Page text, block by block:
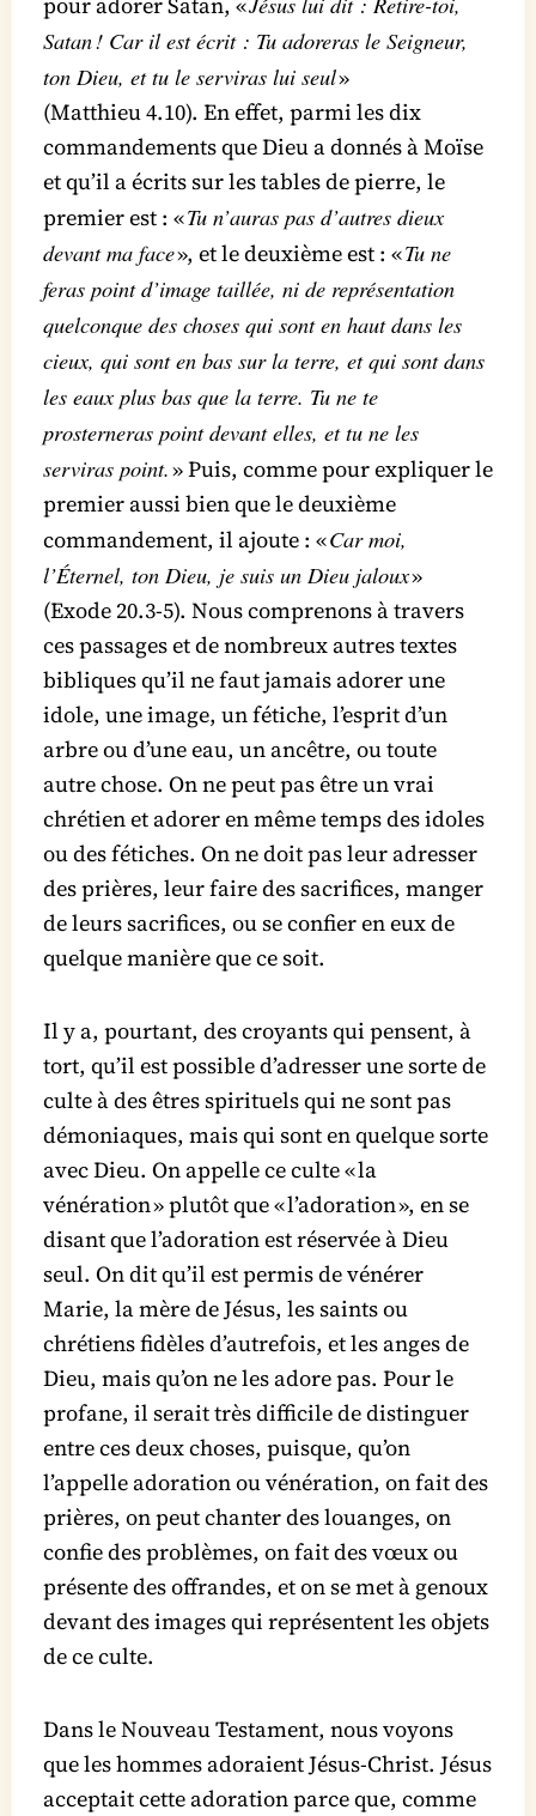
Satan ! Car il est écrit : Tu adoreras le Seigneur,
ton Dieu, et tu le serviras lui seul»
(Matthieu 4.10). En effet, parmi les dix
commandements que Dieu a donnés à Moïse
et qu’il a écrits sur les tables de pierre, le
premier est : «Tu n’auras pas d’autres dieux
devant ma face», et le deuxième est : «Tu ne
feras point d’image taillée, ni de représentation
quelconque des choses qui sont en haut dans les
cieux, qui sont en bas sur la terre, et qui sont dans
les eaux plus bas que la terre. Tu ne te
prosterneras point devant elles, et tu ne les
serviras point.» Puis, comme pour expliquer le
premier aussi bien que le deuxième
commandement, il ajoute : «Car moi,
l’Éternel, ton Dieu, je suis un Dieu jaloux»
(Exode 20.3-5). Nous comprenons à travers
ces passages et de nombreux autres textes
bibliques qu’il ne faut jamais adorer une
idole, une image, un fétiche, l’esprit d’un
arbre ou d’une eau, un ancêtre, ou toute
autre chose. On ne peut pas être un vrai
chrétien et adorer en même temps des idoles
ou des fétiches. On ne doit pas leur adresser
des prières, leur faire des sacrifices, manger
de leurs sacrifices, ou se confier en eux de
quelque manière que ce soit.
Il y a, pourtant, des croyants qui pensent, à
tort, qu’il est possible d’adresser une sorte de
culte à des êtres spirituels qui ne sont pas
démoniaques, mais qui sont en quelque sorte
avec Dieu. On appelle ce culte « la
vénération » plutôt que « l’adoration », en se
disant que l’adoration est réservée à Dieu
seul. On dit qu’il est permis de vénérer
Marie, la mère de Jésus, les saints ou
chrétiens fidèles d’autrefois, et les anges de
Dieu, mais qu’on ne les adore pas. Pour le
profane, il serait très difficile de distinguer
entre ces deux choses, puisque, qu’on
l’appelle adoration ou vénération, on fait des
prières, on peut chanter des louanges, on
confie des problèmes, on fait des vœux ou
présente des offrandes, et on se met à genoux
devant des images qui représentent les objets
de ce culte.
Dans le Nouveau Testament, nous voyons
que les hommes adoraient Jésus-Christ. Jésus
acceptait cette adoration parce que, comme